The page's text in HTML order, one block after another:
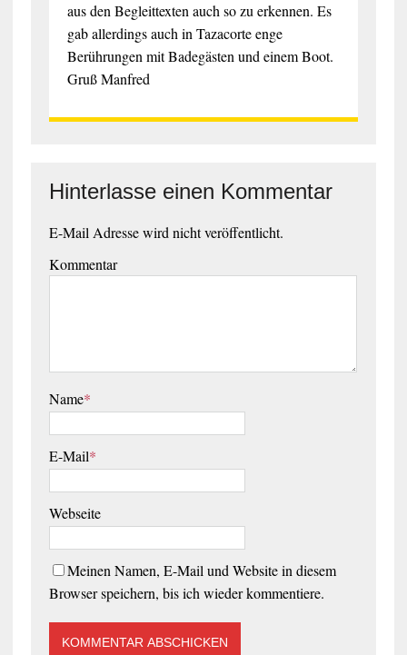
aus den Begleittexten auch so zu erkennen. Es
gab allerdings auch in Tazacorte enge
Berührungen mit Badegästen und einem Boot.
Gruß Manfred
Hinterlasse einen Kommentar
E-Mail Adresse wird nicht veröffentlicht.
Kommentar
Name*
E-Mail*
Webseite
Meinen Namen, E-Mail und Website in diesem
Browser speichern, bis ich wieder kommentiere.